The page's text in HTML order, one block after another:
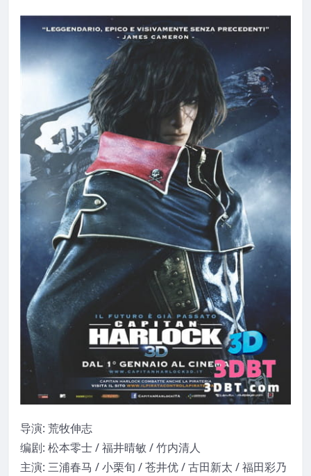
导演: 荒牧伸志
编剧: 松本零士 / 福井晴敏 / 竹内清人
主演: 三浦春马 / 小栗旬 / 苍井优 / 古田新太 / 福田彩乃